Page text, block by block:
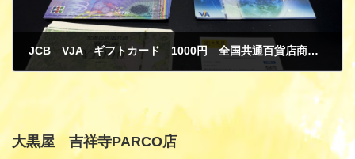
JCB VJA ギフトカード 1000円 全国共通百貨店商品券 1000円 大丸松坂屋百貨店 商品券 金券 買取
大黒屋 吉祥寺PARCO店